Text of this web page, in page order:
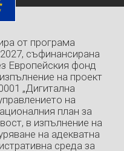
от програма
съфинансирана
Европейския фонд
на проект
„Дигитална
на
план за
в изпълнение на
на адекватна
среда за